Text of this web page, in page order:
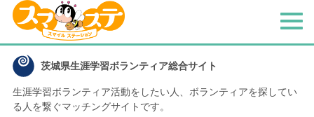
茨城県生涯学習ボランティア総合サイト
生涯学習ボランティア活動をしたい人、 ボランティアを探してい
る人を繋ぐマッチングサイトです。
メ